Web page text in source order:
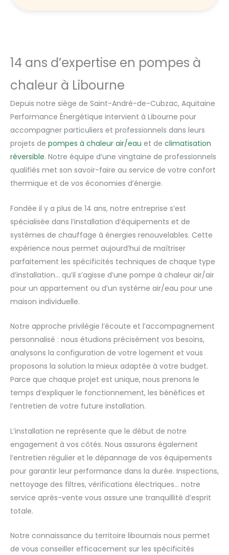
14 ans d’expertise en pompes à
chaleur à Libourne
Depuis notre siège de Saint-André-de-Cubzac, Aquitaine
Performance Énergétique intervient à Libourne pour
accompagner particuliers et professionnels dans leurs
projets de pompes à chaleur air/eau et de climatisation
réversible. Notre équipe d’une vingtaine de professionnels
qualifiés met son savoir-faire au service de votre confort
thermique et de vos économies d’énergie.
Fondée il y a plus de 14 ans, notre entreprise s’est
spécialisée dans l’installation d’équipements et de
systèmes de chauffage à énergies renouvelables. Cette
expérience nous permet aujourd’hui de maîtriser
parfaitement les spécificités techniques de chaque type
d’installation… qu’il s’agisse d’une pompe à chaleur air/air
pour un appartement ou d’un système air/eau pour une
maison individuelle.
Notre approche privilégie l’écoute et l’accompagnement
personnalisé : nous étudions précisément vos besoins,
analysons la configuration de votre logement et vous
proposons la solution la mieux adaptée à votre budget.
Parce que chaque projet est unique, nous prenons le
temps d’expliquer le fonctionnement, les bénéfices et
l’entretien de votre future installation.
L’installation ne représente que le début de notre
engagement à vos côtés. Nous assurons également
l’entretien régulier et le dépannage de vos équipements
pour garantir leur performance dans la durée. Inspections,
nettoyage des filtres, vérifications électriques… notre
service après-vente vous assure une tranquillité d’esprit
totale.
Notre connaissance du territoire libournais nous permet
de vous conseiller efficacement sur les spécificités